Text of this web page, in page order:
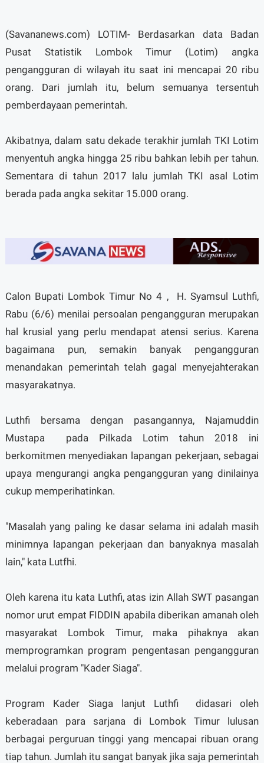
(Savananews.com) LOTIM- Berdasarkan data Badan
Pusat Statistik Lombok Timur (Lotim) angka
pengangguran di wilayah itu saat ini mencapai 20 ribu
orang. Dari jumlah itu, belum semuanya tersentuh
pemberdayaan pemerintah.
Akibatnya, dalam satu dekade terakhir jumlah TKI Lotim
menyentuh angka hingga 25 ribu bahkan lebih per tahun.
Sementara di tahun 2017 lalu jumlah TKI asal Lotim
berada pada angka sekitar 15.000 orang.
Calon Bupati Lombok Timur No 4 , H. Syamsul Luthfi,
Rabu (6/6) menilai persoalan pengangguran merupakan
hal krusial yang perlu mendapat atensi serius. Karena
bagaimana pun, semakin banyak pengangguran
menandakan pemerintah telah gagal menyejahterakan
masyarakatnya.
Luthfi bersama dengan pasangannya, Najamuddin
Mustapa pada Pilkada Lotim tahun 2018 ini
berkomitmen menyediakan lapangan pekerjaan, sebagai
upaya mengurangi angka pengangguran yang dinilainya
cukup memperihatinkan.
"Masalah yang paling ke dasar selama ini adalah masih
minimnya lapangan pekerjaan dan banyaknya masalah
lain," kata Lutfhi.
Oleh karena itu kata Luthfi, atas izin Allah SWT pasangan
nomor urut empat FIDDIN apabila diberikan amanah oleh
masyarakat Lombok Timur, maka pihaknya akan
memprogramkan program pengentasan pengangguran
melalui program "Kader Siaga".
Program Kader Siaga lanjut Luthfi didasari oleh
keberadaan para sarjana di Lombok Timur lulusan
berbagai perguruan tinggi yang mencapai ribuan orang
tiap tahun. Jumlah itu sangat banyak jika saja pemerintah